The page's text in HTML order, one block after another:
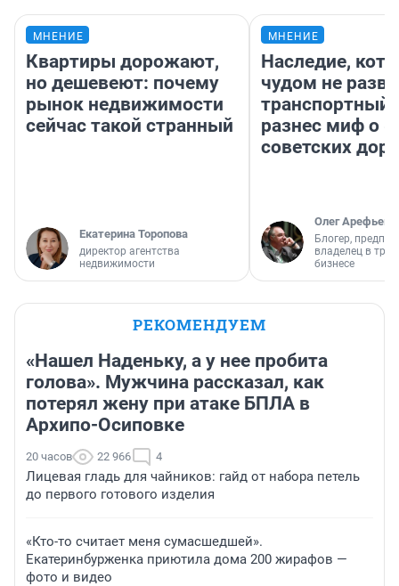
МНЕНИЕ
Квартиры дорожают,
но дешевеют: почему
рынок недвижимости
сейчас такой странный
Екатерина Торопова
директор агентства
недвижимости
МНЕНИЕ
Наследие,
чудом не
транспортный
разнес миф о
советских
Олег Арефьев
Блогер,
владелец в
бизнесе
РЕКОМЕНДУЕМ
«Нашел Наденьку, а у нее пробита
голова». Мужчина рассказал, как
потерял жену при атаке БПЛА в
Архипо-Осиповке
20 часов 22 966 4
Лицевая гладь для чайников: гайд от набора петель
до первого готового изделия
«Кто-то считает меня сумасшедшей».
Екатеринбурженка приютила дома 200 жирафов —
фото и видео